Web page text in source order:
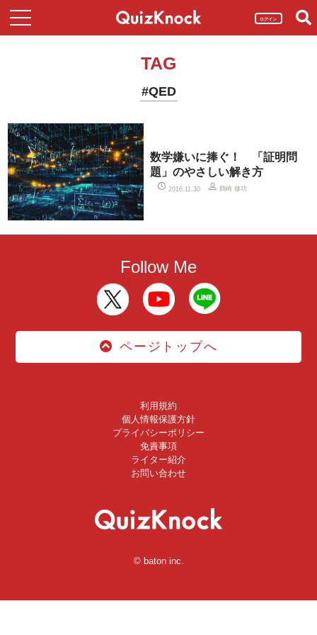
ログイン
TAG
#QED
数学嫌いに捧ぐ！ 「証明問
題」のやさしい解き方
2016.11.30 鶴崎 修功
Follow Me
ページトップへ
利用規約
個人情報保護方針
プライバシーポリシー
免責事項
ライター紹介
お問い合わせ
© baton inc.